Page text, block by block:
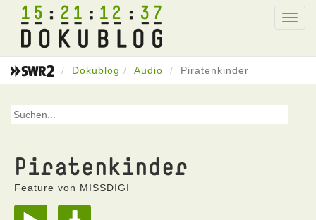
15 21 12 37
Dokublog Audio Piratenkinder
Piratenkinder
Feature von MISSDIGI